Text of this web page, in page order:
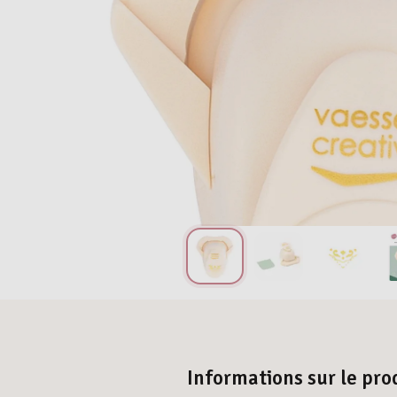
Informations sur le